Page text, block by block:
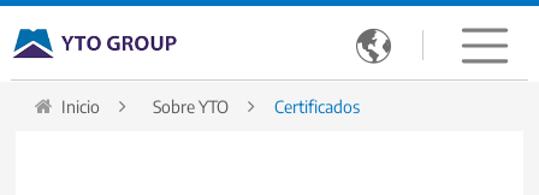

Inicio Sobre YTO Certificados